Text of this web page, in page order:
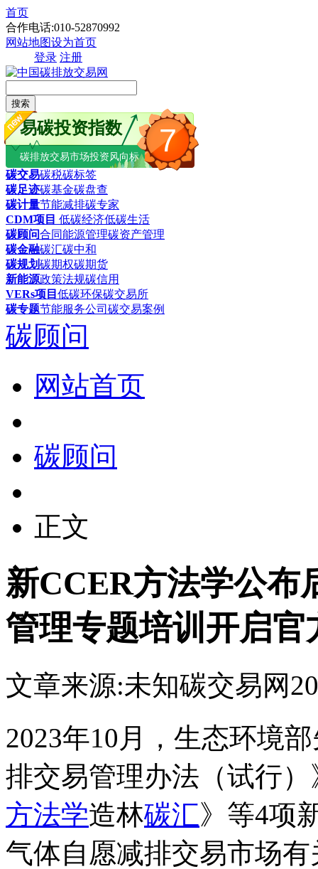
首页
合作电话:010-52870992
网站地图设为首页
登录 注册
搜索
7
易碳投资指数
碳排放交易市场投资风向标
碳交易碳税碳标签
碳足迹碳基金碳盘查
碳计量节能减排碳专家
CDM项目 低碳经济低碳生活
碳顾问合同能源管理碳资产管理
碳金融碳汇碳中和
碳规划碳期权碳期货
新能源政策法规碳信用
VERs项目 低碳环保碳交易所
碳专题节能服务公司 碳交易案例
碳顾问
网站首页
碳顾问
正文
新CCER方法学公布
管理专题培训开启官
文章来源:未知碳交易网
2023年10月，生态环境
排交易管理办法（试行
方法学造林碳汇》等4项
气体自愿减排交易市场